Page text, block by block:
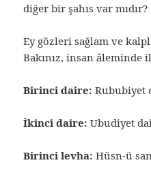
diğer bir şahıs var mıdır?
Ey gözleri sağlam ve
Bakınız, insan
Birinci daire: Rububiyet
İkinci daire: Ubudiyet
Birinci levha: Hüsn-ü